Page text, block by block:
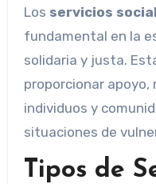
Los servicios
fundamental en la
solidaria y justa.
proporcionar apoyo,
individuos y
situaciones de
Tipos de